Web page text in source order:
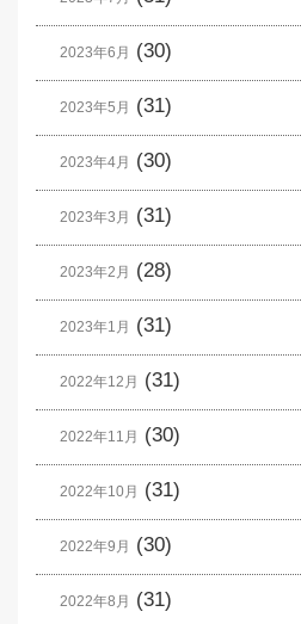
2023年6月 (30)
2023年5月 (31)
2023年4月 (30)
2023年3月 (31)
2023年2月 (28)
2023年1月 (31)
2022年12月 (31)
2022年11月 (30)
2022年10月 (31)
2022年9月 (30)
2022年8月 (31)